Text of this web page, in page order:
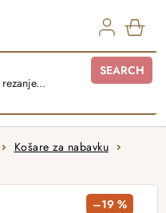
SEARCH
Košare za nabavku
–19 %